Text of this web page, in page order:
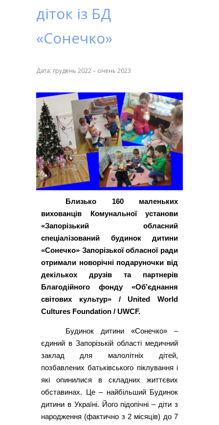
діток із БД
«Сонечко»
Дата: грудень 2022 – січень 2023
Близько 160 маленьких
вихованців Комунальної установи
«Запорізький обласний
спеціалізований будинок дитини
«Сонечко» Запорізької обласної ради
отримали новорічні подаруночки від
декількох друзів та партнерів
Благодійного фонду «Об’єднання
світових культур» / United World
Cultures Foundation / UWCF.
Будинок дитини «Сонечко» –
єдиний в Запорізькій області медичний
заклад для малолітніх дітей,
позбавлених батьківського піклування і
які опинилися в складних життєвих
обставинах. Це – найбільший Будинок
дитини в Україні. Його підопічні – діти з
народження (фактично з 2 місяців) до 7